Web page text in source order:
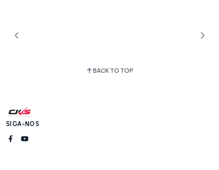
BACK TO TOP
SIGA-NOS